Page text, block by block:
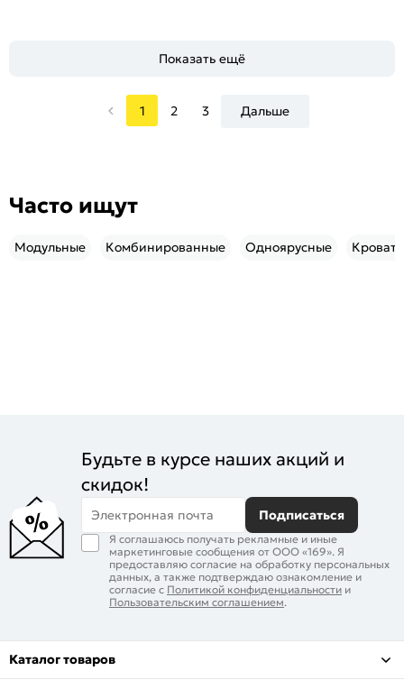
Показать ещё
1 2 3 Дальше
Часто ищут
Модульные Комбинированные Одноярусные
Будьте в курсе наших акций и
скидок!
Электронная почта Подписаться
Я соглашаюсь получать рекламные и иные
маркетинговые сообщения от ООО «169». Я
предоставляю согласие на обработку персональных
данных, а также подтверждаю ознакомление и
согласие с Политикой конфиденциальности и
Пользовательским соглашением.
Каталог товаров